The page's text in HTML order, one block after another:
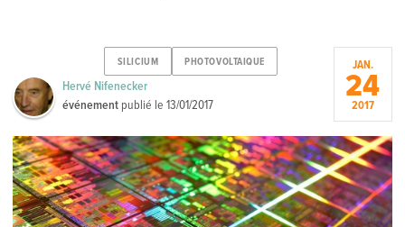
SILICIUM PHOTOVOLTAIQUE
Hervé Nifenecker
événement publié le13/01/2017
JAN.
24
2017